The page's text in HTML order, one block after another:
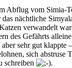
Abflug vom Simia-
nächtliche
verwandelt
des Gefährts
sehr gut klappte
sich abstruse
schreiben
.